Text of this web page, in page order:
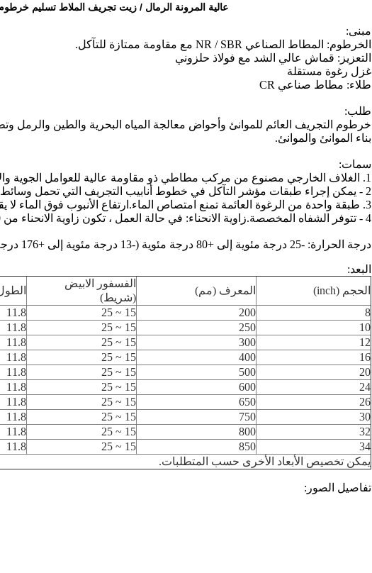
عالية المرونة الرمال / زيت تجريف الملاط تسليم
مبنى:
الخرطوم: المطاط الصناعي NR / SBR مع مقاومة ممتازة للتآكل.
التعزيز: قماش عالي الشد مع فولاذ حلزوني
غزل رغوة مستقلة
طلاء: مطاط صناعي CR
طلب:
خرطوم التجريف العائم للموانئ وأحواض معالجة المياه البحرية والطين والرمل
بناء الموانئ والموانئ.
سمات:
1. الغلاف الخارجي مصنوع من مركب مطاطي ذو مقاومة عالية للعوامل الجوية والأشعة فوق البنفسجية والأوزون.
2 - يمكن إجراء طبقات مؤشر التآكل في خطوط أنابيب التجريف التي تحمل وسائط كاشطة.
3. طبقة واحدة من الرغوة العائمة تمنع امتصاص الماء.ارتفاع الأنبوب فوق الماء لا يقل عن 20٪ من الحجم الكلي.
4 - تتوفر الشفاه المخصصة.زاوية الانحناء: في حالة العمل ، تكون زاوية الانحناء من 0 درجة إلى + 45 درجة.
درجة الحرارة: -25 درجة مئوية إلى +80 درجة مئوية (-13 درجة مئوية إلى +176 درجة مئوية)
البعد:
الحجم (inch)
المعرف (مم)
الفسفور الابيض
(شريط)
8
200
15 ~ 25
11.8
10
250
15 ~ 25
11.8
12
300
15 ~ 25
11.8
16
400
15 ~ 25
11.8
20
500
15 ~ 25
11.8
24
600
15 ~ 25
11.8
26
650
15 ~ 25
11.8
30
750
15 ~ 25
11.8
32
800
15 ~ 25
11.8
34
850
15 ~ 25
11.8
يمكن تخصيص الأبعاد الأخرى حسب المتطلبات.
تفاصيل الصور: